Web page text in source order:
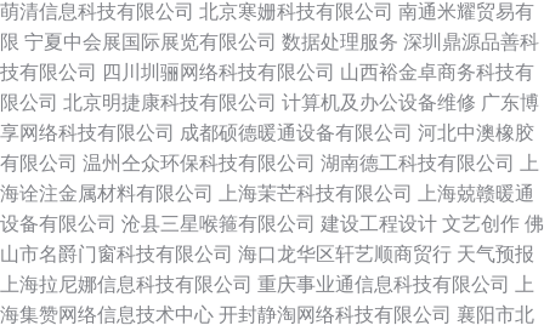
萌清信息科技有限公司 北京寒姗科技有限公司 南通米耀贸易有
限 宁夏中会展国际展览有限公司 数据处理服务 深圳鼎源品善科
技有限公司
四川圳骊网络科技有限公司 山西裕金卓商务科技有
限公司 北京明捷康科技有限公司 计算机及办公设备维修 广东博
享网络科技有限公司 成都硕德暖通设备有限公司 河北中澳橡胶
有限公司 温州仝众环保科技有限公司 湖南德工科技有限公司
上
海诠注金属材料有限公司
上海茉芒科技有限公司
上海兢赣暖通
设备有限公司 沧县三星喉箍有限公司 建设工程设计 文艺创作 佛
山市名爵门窗科技有限公司 海口龙华区轩艺顺商贸行 天气预报
上海拉尼娜信息科技有限公司 重庆事业通信息科技有限公司
上
海集赞网络信息技术中心 开封静淘网络科技有限公司 襄阳市北